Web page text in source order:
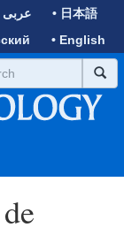
• عربى
• 日本語
• English